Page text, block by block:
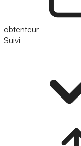
obtenteur
Suivi